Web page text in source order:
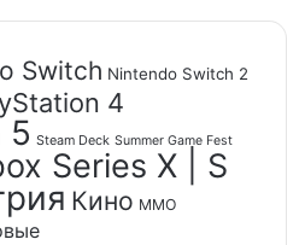
Switch Nintendo Switch 2
4
5 Steam Deck Summer Game Fest
Series X | S
Кино ММО